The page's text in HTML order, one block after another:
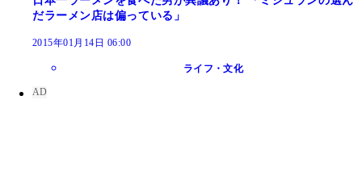
だラーメン店は偏っている」
2015年01月14日 06:00
ライフ・文化